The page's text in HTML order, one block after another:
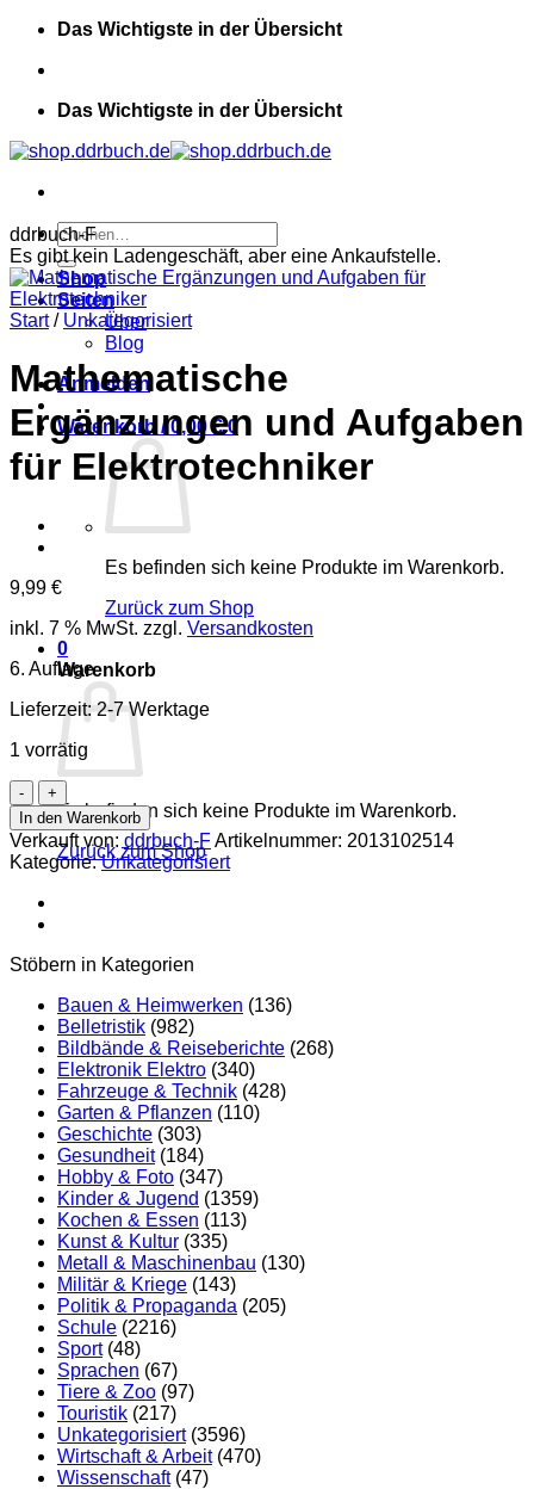
Zum
springen
Das Wichtigste in der Übersicht
Das Wichtigste in der Übersicht
Suchen
nach:
Shop
Seiten
Über
Blog
Anmelden
Warenkorb /0,00€ 0
Es befinden sich keine Produkte im Warenkorb.
Zurück zum Shop
0
Warenkorb
Es befinden sich keine Produkte im Warenkorb.
Zurück zum Shop
ddrbuch-F
Es gibt kein Ladengeschäft, aber eine Ankaufstelle.
Start / Unkategorisiert
Mathematische
Ergänzungen und Aufgaben
für Elektrotechniker
9,99 €
inkl. 7 % MwSt. zzgl. Versandkosten
6. Auflage
Lieferzeit:2-7 Werktage
1 vorrätig
Mathematische
Ergänzungen
und
Aufgaben
für
Elektrotechniker
Menge
In den Warenkorb
Verkauft von: ddrbuch-FArtikelnummer: 2013102514
Kategorie:Unkategorisiert
Stöbern in Kategorien
Bauen & Heimwerken (136)
Belletristik (982)
Bildbände & Reiseberichte (268)
Elektronik Elektro (340)
Fahrzeuge & Technik (428)
Garten & Pflanzen (110)
Geschichte (303)
Gesundheit (184)
Hobby & Foto (347)
Kinder & Jugend (1359)
Kochen & Essen (113)
Kunst & Kultur (335)
Metall & Maschinenbau (130)
Militär & Kriege (143)
Politik & Propaganda (205)
Schule (2216)
Sport (48)
Sprachen (67)
Tiere & Zoo (97)
Touristik (217)
Unkategorisiert (3596)
Wirtschaft & Arbeit (470)
Wissenschaft (47)